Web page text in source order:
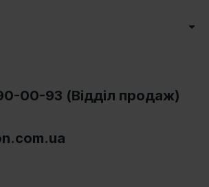
00-93 (Відділ продаж)